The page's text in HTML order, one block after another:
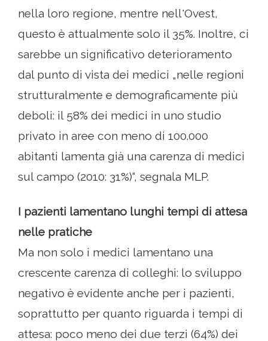
nella loro regione, mentre nell'Ovest,
questo è attualmente solo il 35%. Inoltre, ci
sarebbe un significativo deterioramento
dal punto di vista dei medici „nelle regioni
strutturalmente e demograficamente più
deboli: il 58% dei medici in uno studio
privato in aree con meno di 100.000
abitanti lamenta già una carenza di medici
sul campo (2010: 31%)“, segnala MLP.
I pazienti lamentano lunghi tempi di attesa
nelle pratiche
Ma non solo i medici lamentano una
crescente carenza di colleghi: lo sviluppo
negativo è evidente anche per i pazienti,
soprattutto per quanto riguarda i tempi di
attesa: poco meno dei due terzi (64%) dei